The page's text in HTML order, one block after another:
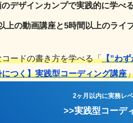
デザインカンプで実践的に学べ
上の動画講座と5時間以上のライ
ードの書き方を学べる「【”わ
つく】実践型コーディング講座
2ヶ月以内に実務レ
>>実践型コーデ